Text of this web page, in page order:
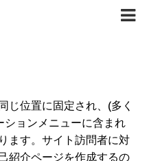
じ位置に固定され、(多く
ョンメニューに含まれ
ます。サイト訪問者に対
紹介ページを作成するの